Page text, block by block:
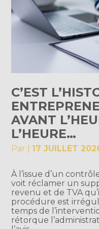
C’EST
AVANT
L’HEURE…
Par 17 JUILLET
À l’issue d’un
voit réclamer un
revenu et de TVA
procédure est
temps de
rétorque